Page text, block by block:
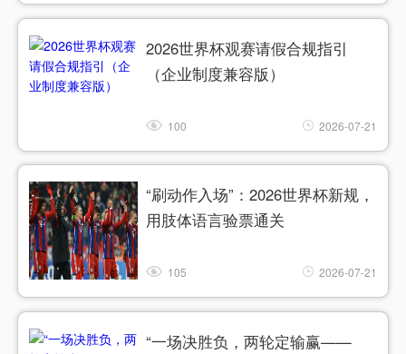
2026世界杯观赛请假合规指引
（企业制度兼容版）
100 2026-07-21
“刷动作入场”：2026世界杯新规，
用肢体语言验票通关
105 2026-07-21
“一场决胜负，两轮定输赢——